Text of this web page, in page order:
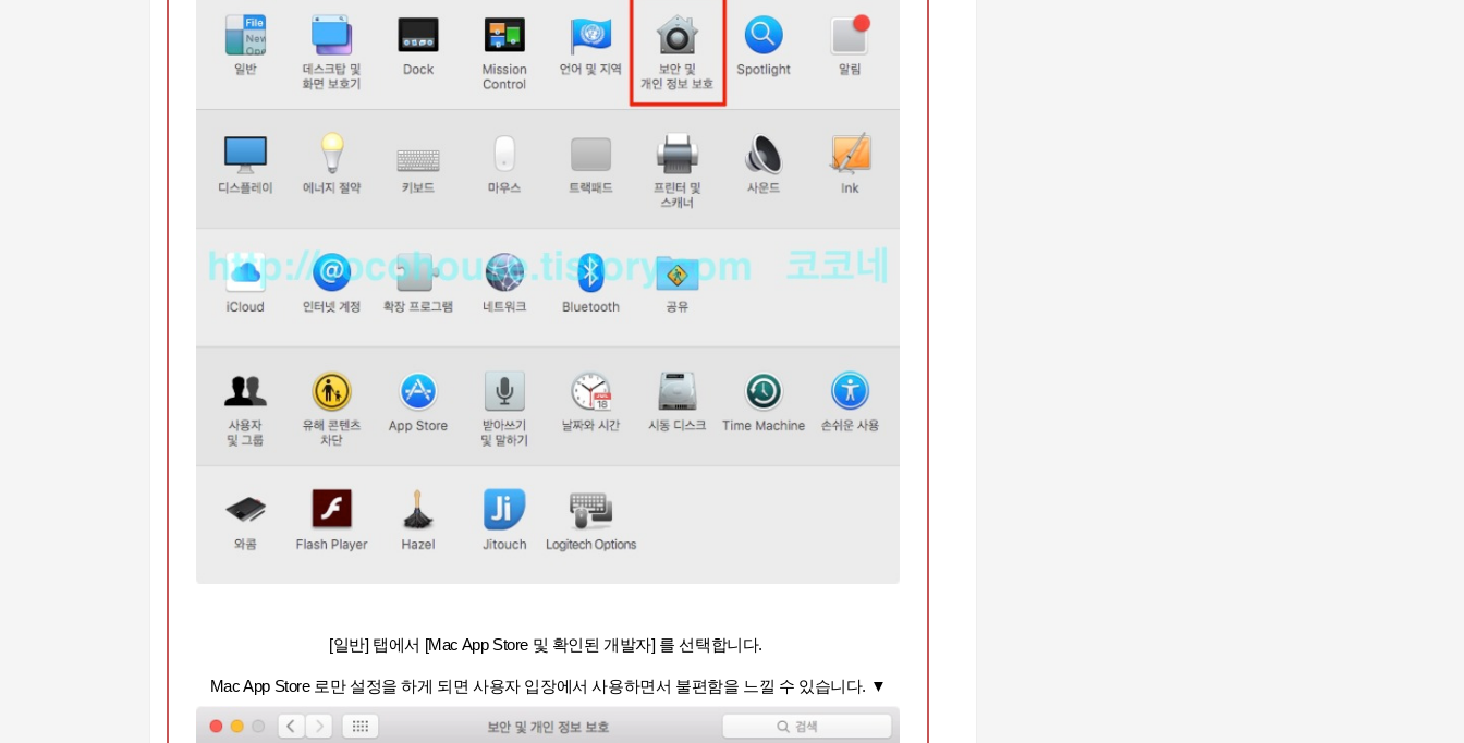
[일반] 탭에서 [Mac App Store 및 확인된 개발자] 를 선택합니다.
Mac App Store 로만 설정을 하게 되면 사용자 입장에서 사용하면서 불편함을 느낄 수 있습니다. ▼